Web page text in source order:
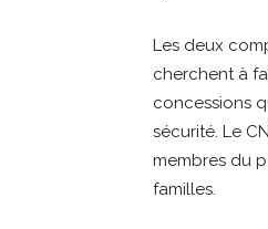
Les deux
cherchent à
concessions
sécurité. Le
membres du
familles.